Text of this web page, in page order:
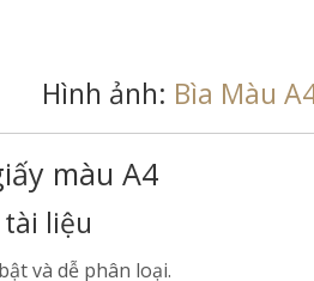
Hình ảnh: Bìa Màu
màu A4
liệu
và dễ phân loại.